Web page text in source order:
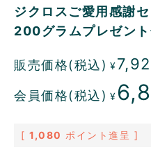
ジクロスご愛用感謝
200グラムプレゼント
販売価格(税込) ¥
会員価格(税込) ¥
[ 1,080 ポイント進呈 ]